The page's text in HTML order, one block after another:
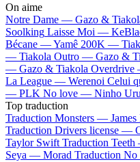
On aime
Notre Dame — Gazo &
Soolking Laisse Moi —
Bécane —Yamê 200K —
— Tiakola Outro — Gazo &
— Gazo & Tiakola
La League — Werenoi Celui
— PLK No love — Ninho
Top traduction
Traduction Monsters —
Traduction Drivers license —
Taylor Swift Traduction
Seya — Morad Traduction